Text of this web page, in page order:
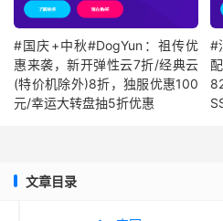
#国庆+中秋#DogYun：祖传优
惠来袭，新开弹性云7折/经典云
(特价机除外)8折，独服优惠100
元/幸运大转盘抽5折优惠
#
文章目录